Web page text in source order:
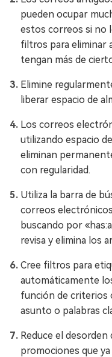
pueden ocupar
estos correos si no
filtros para eliminar
tengan más de
Elimine
liberar espacio de
Los correos
utilizando espacio
eliminan
con regularidad.
Utiliza la barra de
correos
buscando por
revisa y elimina los
Cree filtros para
automáticamente
función de criterios
asunto o palabras
Reduce el
promociones que